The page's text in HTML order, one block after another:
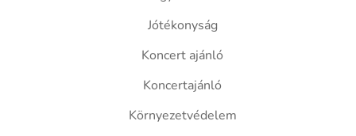
Jótékonyság
Koncert ajánló
Koncertajánló
Környezetvédelem